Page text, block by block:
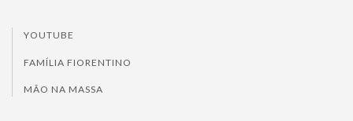
YOUTUBE
FAMÍLIA FIORENTINO
MÃO NA MASSA